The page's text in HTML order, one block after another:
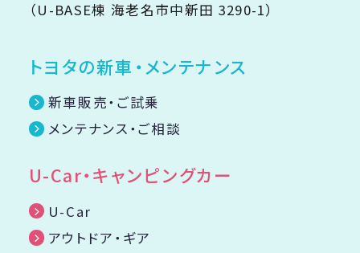
（U-BASE棟 海老名市中新田 3290-1）
トヨタの新車・メンテナンス
新車販売・ご試乗
メンテナンス・ご相談
U-Car・キャンピングカー
U-Car
アウトドア・ギア